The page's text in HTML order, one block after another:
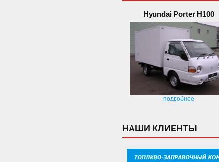
Hyundai Porter H100
подробнее
НАШИ КЛИЕНТЫ